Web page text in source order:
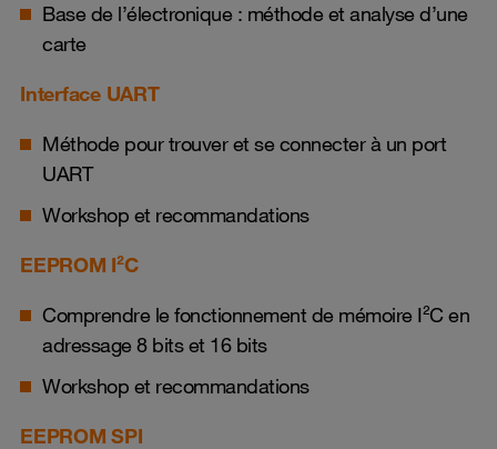
Base de l’électronique : méthode et analyse d’une
carte
Interface UART
Méthode pour trouver et se connecter à un port
UART
Workshop et recommandations
EEPROM I²C
Comprendre le fonctionnement de mémoire I²C en
adressage 8 bits et 16 bits
Workshop et recommandations
EEPROM SPI